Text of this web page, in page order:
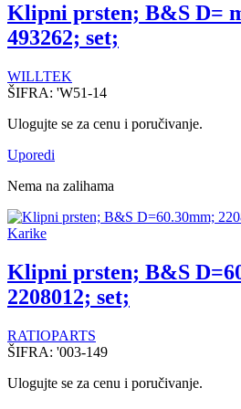
Klipni prsten; B&S D=
493262; set;
WILLTEK
ŠIFRA: 'W51-14
Ulogujte se za cenu i poručivanje.
Uporedi
Nema na zalihama
Karike
Klipni prsten; B&S
2208012; set;
RATIOPARTS
ŠIFRA: '003-149
Ulogujte se za cenu i poručivanje.